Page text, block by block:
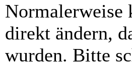
Normalerweise
direkt ändern,
wurden. Bitte